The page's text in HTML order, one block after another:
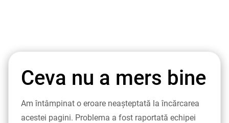
Ceva nu a mers bine
Am întâmpinat o eroare neașteptată la încărcarea
acestei pagini. Problema a fost raportată echipei